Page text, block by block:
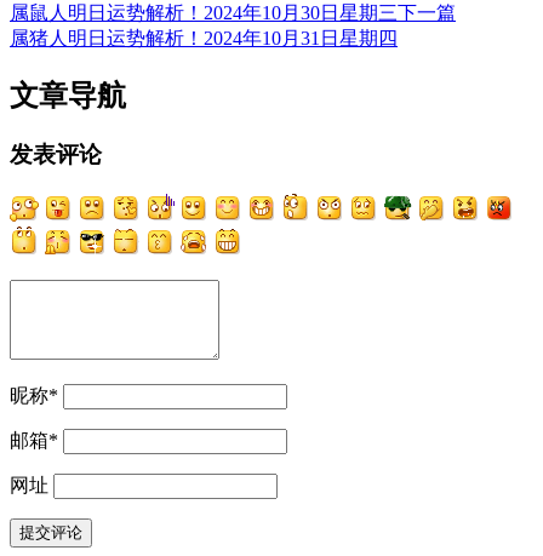
属鼠人明日运势解析！2024年10月30日星期三下一篇
属猪人明日运势解析！2024年10月31日星期四
文章导航
发表评论
昵称*
邮箱*
网址